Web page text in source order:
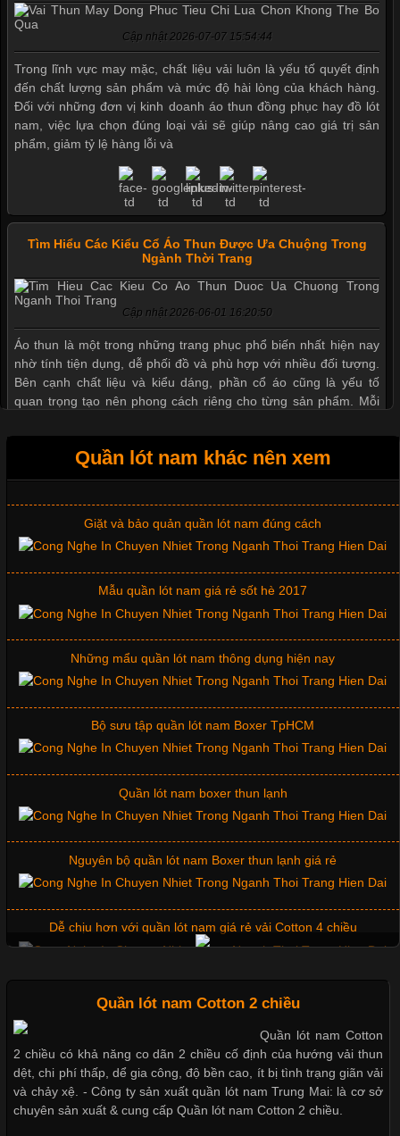
Cập nhật 2026-07-07 15:54:44
Trong lĩnh vực may mặc, chất liệu vải luôn là yếu tố quyết định
đến chất lượng sản phẩm và mức độ hài lòng của khách hàng.
Đối với những đơn vị kinh doanh áo thun đồng phục hay đồ lót
nam, việc lựa chọn đúng loại vải sẽ giúp nâng cao giá trị sản
phẩm, giảm tỷ lệ hàng lỗi và
Tìm Hiểu Các Kiểu Cổ Áo Thun Được Ưa Chuộng Trong
Ngành Thời Trang
Cập nhật 2026-06-01 16:20:50
Áo thun là một trong những trang phục phổ biến nhất hiện nay
nhờ tính tiện dụng, dễ phối đồ và phù hợp với nhiều đối tượng.
Bên cạnh chất liệu và kiểu dáng, phần cổ áo cũng là yếu tố
quan trọng tạo nên phong cách riêng cho từng sản phẩm. Mỗi
Những Mẫu Áo Thun Đồng Phục Công Ty Được Ưa
Chuộng Hiện Nay
Cập nhật 2026-06-01 14:23:34
Trong môi trường kinh doanh hiện đại, việc xây dựng hình ảnh
chuyên nghiệp đóng vai trò quan trọng đối với sự phát triển của
doanh nghiệp. Một trong những giải pháp hiệu quả được nhiều
đơn vị lựa chọn hiện nay là sử dụng áo thun đồng phục công ty.
Chất Liệu Lycra Có Gì Đặc Biệt Trong Ngành Thời Trang?
Vải Lycra Là Gì? Chất Liệu Co Giãn Được Ưa Chuộng Trong
Ngành May Mặc Trong ngành thời trang hiện đại, các loại vải có
cảm giác thoải mái cho người mặc. Trong đó, vải Lycra là một
trong những chất liệu nổi bật nhờ độ đàn hồi cao,
Chất Liệu Bamboo Xu Hướng Mới Trong Ngành Thời Trang
Trong những năm gần đây, vải Bamboo đang trở thành một
Quần lót nam khác nên xem
Mẫu quần short quần lót nam nữ hè thu 2017
Thị hiều quần lót nam bơi lội nam và nữ 2017
Xu hướng thời trang trẻ và quần lót nam giá sỉ
Giặt và bảo quản quần lót nam đúng cách
Mẫu quần lót nam giá rẻ sốt hè 2017
Những mẩu quần lót nam thông dụng hiện nay
Bộ sưu tập quần lót nam Boxer TpHCM
Quần lót nam boxer thun lạnh
Nguyên bộ quần lót nam Boxer thun lạnh giá rẻ
Dễ chịu hơn với quần lót nam giá rẻ vải Cotton 4 chiều
Thị hiều quần lót nam bơi lội nam và nữ 2017
Quần lót nam Cotton 2 chiều
Quần lót nam Cotton
2 chiều có khả năng co dãn 2 chiều cố định của hướng vải thun
dệt, chi phí thấp, dể gia công, độ bền cao, ít bị tình trạng giãn vải
và chảy xệ. - Công ty sản xuất quần lót nam Trung Mai: là cơ sở
chuyên sản xuất & cung cấp Quần lót nam Cotton 2 chiều.